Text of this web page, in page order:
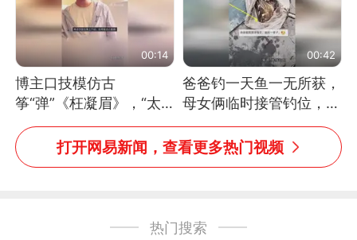
00:14
博主口技模仿古
筝“弹”《枉凝眉》，“太
像了～你是吃古筝长大的
吗？”“或将成为首位考级
不带古筝的选手。”（来
00:42
爸爸钓一天鱼一无所获，
母女俩临时接管钓位，用
玩具鱼竿钓上大鱼
打开网易新闻，查看更多热门视频
热门搜索